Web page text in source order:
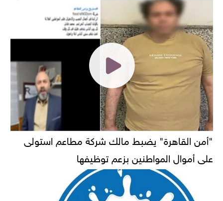
"أمن القاهرة" يضبط مالك شركة مطاعم استولى
على أموال المواطنين بزعم توظيفها